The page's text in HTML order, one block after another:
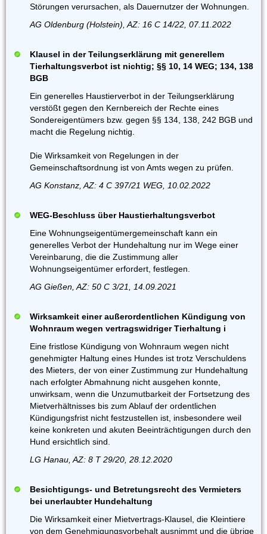
Störungen verursachen, als Dauernutzer der Wohnungen.
AG Oldenburg (Holstein), AZ: 16 C 14/22, 07.11.2022
Klausel in der Teilungserklärung mit generellem
Tierhaltungsverbot ist nichtig; §§ 10, 14 WEG; 134, 138
BGB
Ein generelles Haustierverbot in der Teilungserklärung
verstößt gegen den Kernbereich der Rechte eines
Sondereigentümers bzw. gegen §§ 134, 138, 242 BGB und
macht die Regelung nichtig.
Die Wirksamkeit von Regelungen in der
Gemeinschaftsordnung ist von Amts wegen zu prüfen.
AG Konstanz, AZ: 4 C 397/21 WEG, 10.02.2022
WEG-Beschluss über Haustierhaltungsverbot
Eine Wohnungseigentümergemeinschaft kann ein
generelles Verbot der Hundehaltung nur im Wege einer
Vereinbarung, die die Zustimmung aller
Wohnungseigentümer erfordert, festlegen.
AG Gießen, AZ: 50 C 3/21, 14.09.2021
Wirksamkeit einer außerordentlichen Kündigung von
Wohnraum wegen vertragswidriger Tierhaltung i
Eine fristlose Kündigung von Wohnraum wegen nicht
genehmigter Haltung eines Hundes ist trotz Verschuldens
des Mieters, der von einer Zustimmung zur Hundehaltung
nach erfolgter Abmahnung nicht ausgehen konnte,
unwirksam, wenn die Unzumutbarkeit der Fortsetzung des
Mietverhältnisses bis zum Ablauf der ordentlichen
Kündigungsfrist nicht festzustellen ist, insbesondere weil
keine konkreten und akuten Beeinträchtigungen durch den
Hund ersichtlich sind.
LG Hanau, AZ: 8 T 29/20, 28.12.2020
Besichtigungs- und Betretungsrecht des Vermieters
bei unerlaubter Hundehaltung
Die Wirksamkeit einer Mietvertrags-Klausel, die Kleintiere
von dem Genehmigungsvorbehalt ausnimmt und die übrige